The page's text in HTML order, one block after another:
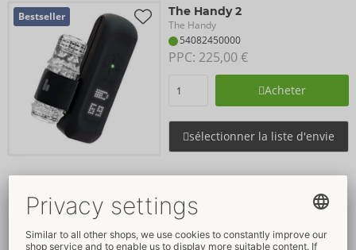
Bestseller The Handy 2
The Handy
54082450000
PPC: 225,00 €
Acheter
sélectionner la liste d'envie
The Handy
54082530000
PPC: 349,00 €